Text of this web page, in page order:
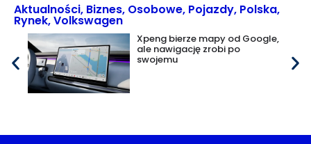
Aktualności, Biznes, Osobowe, Pojazdy, Polska,
Rynek,Volkswagen
Xpeng bierze mapy od Google,
ale nawigację zrobi po
swojemu